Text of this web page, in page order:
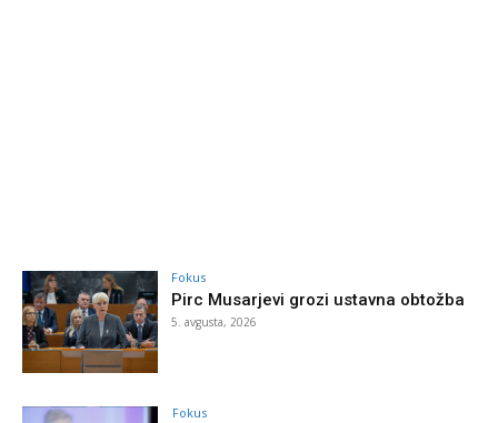
Fokus
Pirc Musarjevi grozi ustavna obtožba
5. avgusta, 2026
Fokus